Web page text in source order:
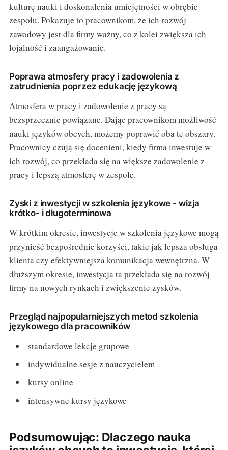
kulturę nauki i doskonalenia umiejętności w obrębie
zespołu. Pokazuje to pracownikom, że ich rozwój
zawodowy jest dla firmy ważny, co z kolei zwiększa ich
lojalność i zaangażowanie.
Poprawa atmosfery pracy i zadowolenia z
zatrudnienia poprzez edukację językową
Atmosfera w pracy i zadowolenie z pracy są
bezsprzecznie powiązane. Dając pracownikom możliwość
nauki języków obcych, możemy poprawić oba te obszary.
Pracownicy czują się docenieni, kiedy firma inwestuje w
ich rozwój, co przekłada się na większe zadowolenie z
pracy i lepszą atmosferę w zespole.
Zyski z inwestycji w szkolenia językowe - wizja
krótko- i długoterminowa
W krótkim okresie, inwestycje w szkolenia językowe mogą
przynieść bezpośrednie korzyści, takie jak lepsza obsługa
klienta czy efektywniejsza komunikacja wewnętrzna. W
dłuższym okresie, inwestycja ta przekłada się na rozwój
firmy na nowych rynkach i zwiększenie zysków.
Przegląd najpopularniejszych metod szkolenia
językowego dla pracowników
standardowe lekcje grupowe
indywidualne sesje z nauczycielem
kursy online
intensywne kursy językowe
Podsumowując: Dlaczego nauka